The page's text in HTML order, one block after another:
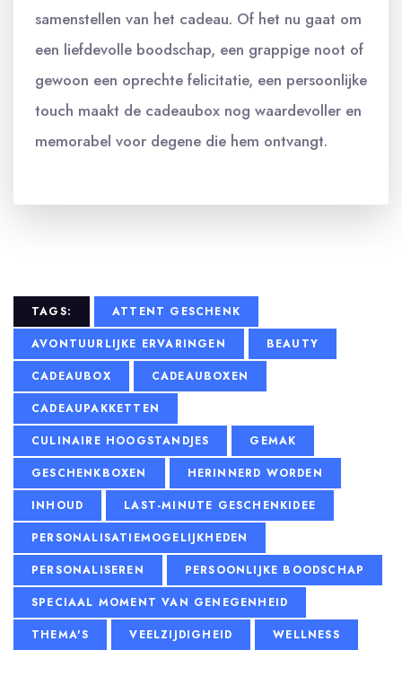
samenstellen van het cadeau. Of het nu gaat om
een liefdevolle boodschap, een grappige noot of
gewoon een oprechte felicitatie, een persoonlijke
touch maakt de cadeaubox nog waardevoller en
memorabel voor degene die hem ontvangt.
TAGS:
ATTENT GESCHENK
AVONTUURLIJKE ERVARINGEN
BEAUTY
CADEAUBOX
CADEAUBOXEN
CADEAUPAKKETTEN
CULINAIRE HOOGSTANDJES
GEMAK
GESCHENKBOXEN
HERINNERD WORDEN
INHOUD
LAST-MINUTE GESCHENKIDEE
PERSONALISATIEMOGELIJKHEDEN
PERSONALISEREN
PERSOONLIJKE BOODSCHAP
SPECIAAL MOMENT VAN GENEGENHEID
THEMA'S
VEELZIJDIGHEID WELLNESS